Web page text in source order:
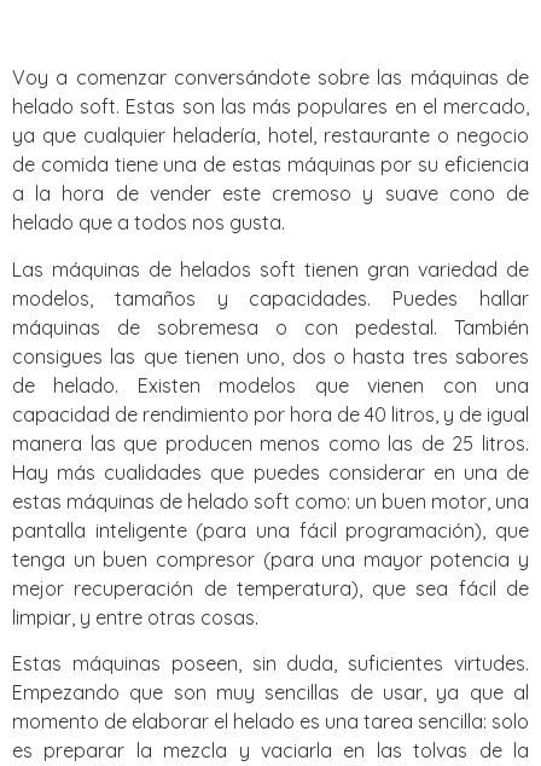
Voy a comenzar conversándote sobre las máquinas de
helado soft. Estas son las más populares en el mercado,
ya que cualquier heladería, hotel, restaurante o negocio
de comida tiene una de estas máquinas por su eficiencia
a la hora de vender este cremoso y suave cono de
helado que a todos nos gusta.
Las máquinas de helados soft tienen gran variedad de
modelos, tamaños y capacidades. Puedes hallar
máquinas de sobremesa o con pedestal. También
consigues las que tienen uno, dos o hasta tres sabores
de helado. Existen modelos que vienen con una
capacidad de rendimiento por hora de 40 litros, y de igual
manera las que producen menos como las de 25 litros.
Hay más cualidades que puedes considerar en una de
estas máquinas de helado soft como: un buen motor, una
pantalla inteligente (para una fácil programación), que
tenga un buen compresor (para una mayor potencia y
mejor recuperación de temperatura), que sea fácil de
limpiar, y entre otras cosas.
Estas máquinas poseen, sin duda, suficientes virtudes.
Empezando que son muy sencillas de usar, ya que al
momento de elaborar el helado es una tarea sencilla: solo
es preparar la mezcla y vaciarla en las tolvas de la